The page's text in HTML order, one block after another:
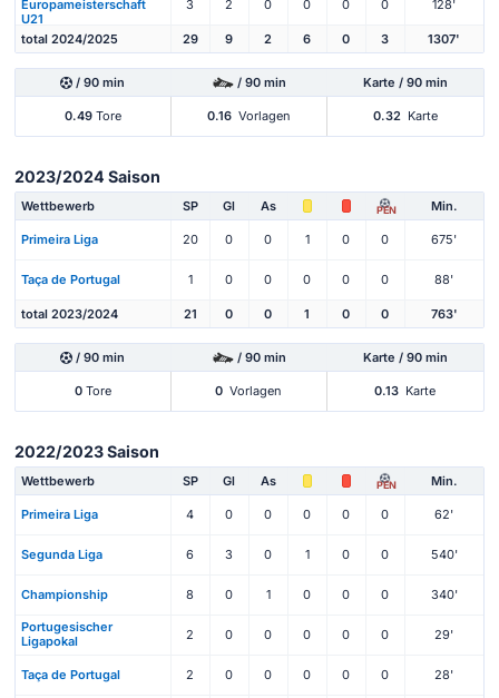
Europameisterschaft
U21
3 2 0 0 0 0 128'
total 2024/2025 29 9 2 6 0 3 1307'
/ 90 min / 90 min Karte / 90 min
0.49Tore 0.16 Vorlagen 0.32 Karte
2023/2024 Saison
Wettbewerb SP Gl As PEN Min.
Primeira Liga 20 0 0 1 0 0 675'
Taça de Portugal 1 0 0 0 0 0 88'
total 2023/2024 21 0 0 1 0 0 763'
/ 90 min / 90 min Karte / 90 min
0Tore 0 Vorlagen 0.13 Karte
2022/2023 Saison
Wettbewerb SP Gl As PEN Min.
Primeira Liga 4 0 0 0 0 0 62'
Segunda Liga 6 3 0 1 0 0 540'
Championship 8 0 1 0 0 0 340'
Portugesischer
Ligapokal
2 0 0 0 0 0 29'
Taça de Portugal 2 0 0 0 0 0 28'